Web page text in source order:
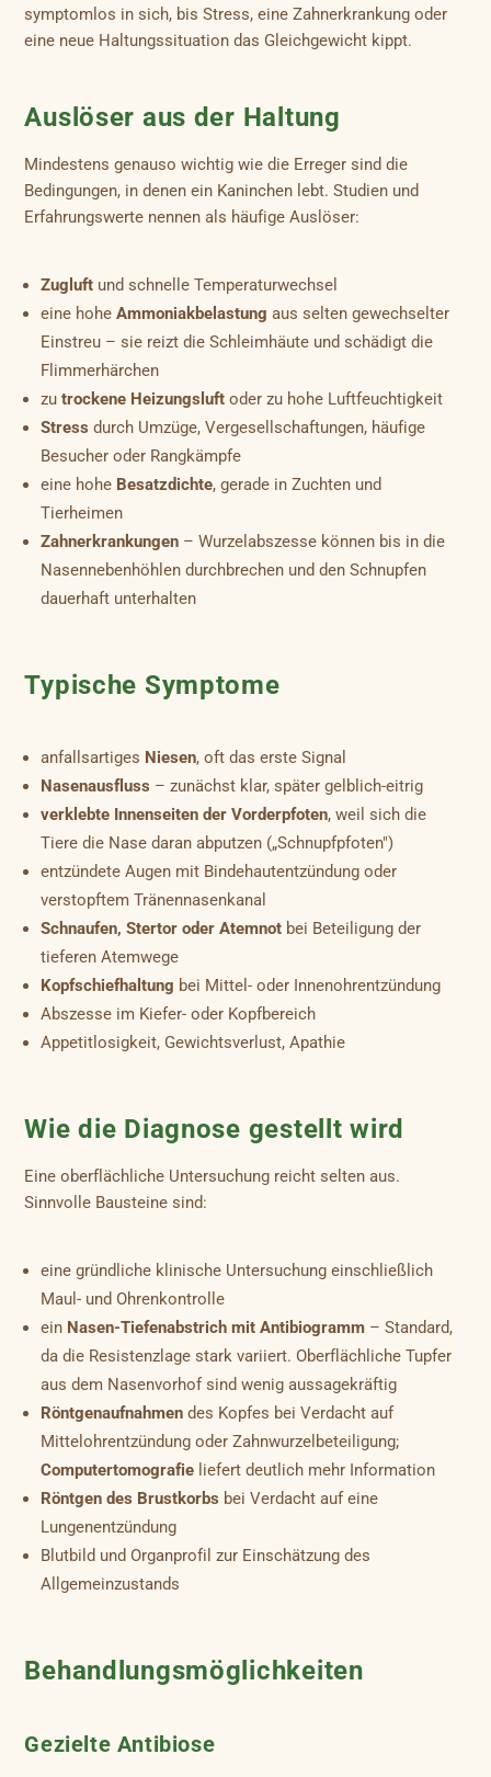
symptomlos in sich, bis Stress, eine Zahnerkrankung oder
eine neue Haltungssituation das Gleichgewicht kippt.
Auslöser aus der Haltung
Mindestens genauso wichtig wie die Erreger sind die
Bedingungen, in denen ein Kaninchen lebt. Studien und
Erfahrungswerte nennen als häufige Auslöser:
Zugluft und schnelle Temperaturwechsel
eine hoheAmmoniakbelastung aus selten gewechselter
Einstreu – sie reizt die Schleimhäute und schädigt die
Flimmerhärchen
zutrockene Heizungsluft oder zu hohe Luftfeuchtigkeit
Stress durch Umzüge, Vergesellschaftungen, häufige
Besucher oder Rangkämpfe
eine hohe Besatzdichte, gerade in Zuchten und
Tierheimen
Zahnerkrankungen – Wurzelabszesse können bis in die
Nasennebenhöhlen durchbrechen und den Schnupfen
dauerhaft unterhalten
Typische Symptome
anfallsartiges Niesen, oft das erste Signal
Nasenausfluss – zunächst klar, später gelblich-eitrig
verklebte Innenseiten der Vorderpfoten, weil sich die
Tiere die Nase daran abputzen („Schnupfpfoten")
entzündete Augen mit Bindehautentzündung oder
verstopftem Tränennasenkanal
Schnaufen, Stertor oder Atemnot bei Beteiligung der
tieferen Atemwege
Kopfschiefhaltung bei Mittel- oder Innenohrentzündung
Abszesse im Kiefer- oder Kopfbereich
Appetitlosigkeit, Gewichtsverlust, Apathie
Wie die Diagnose gestellt wird
Eine oberflächliche Untersuchung reicht selten aus.
Sinnvolle Bausteine sind:
eine gründliche klinische Untersuchung einschließlich
Maul- und Ohrenkontrolle
ein Nasen-Tiefenabstrich mit Antibiogramm – Standard,
da die Resistenzlage stark variiert. Oberflächliche Tupfer
aus dem Nasenvorhof sind wenig aussagekräftig
Röntgenaufnahmen des Kopfes bei Verdacht auf
Mittelohrentzündung oder Zahnwurzelbeteiligung;
Computertomografie liefert deutlich mehr Information
Röntgen des Brustkorbs bei Verdacht auf eine
Lungenentzündung
Blutbild und Organprofil zur Einschätzung des
Allgemeinzustands
Behandlungsmöglichkeiten
Gezielte Antibiose